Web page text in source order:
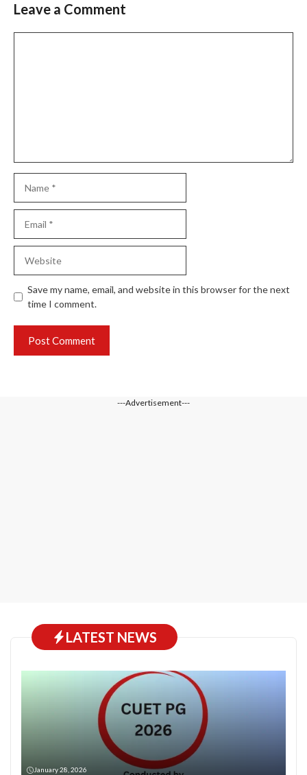
Leave a Comment
Save my name, email, and website in this browser for the next
time I comment.
---Advertisement---
LATEST NEWS
January 28, 2026